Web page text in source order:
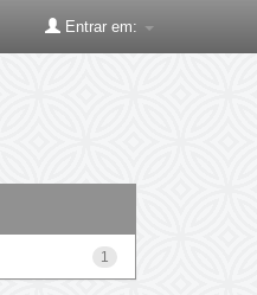
Entrar em:
1